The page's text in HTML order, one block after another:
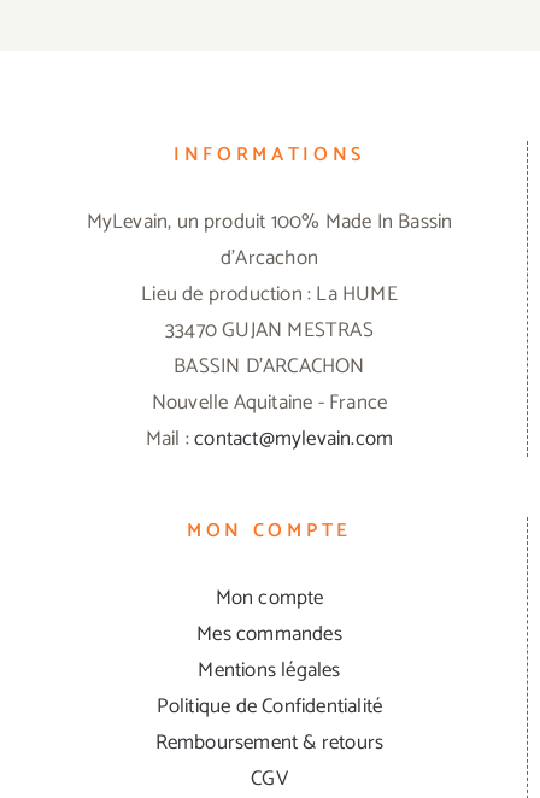
INFORMATIONS
MyLevain, un produit 100% Made In Bassin
d'Arcachon
Lieu de production : La HUME
33470 GUJAN MESTRAS
BASSIN D'ARCACHON
Nouvelle Aquitaine - France
Mail :contact@mylevain.com
MON COMPTE
Mon compte
Mes commandes
Mentions légales
Politique de Confidentialité
Remboursement & retours
CGV